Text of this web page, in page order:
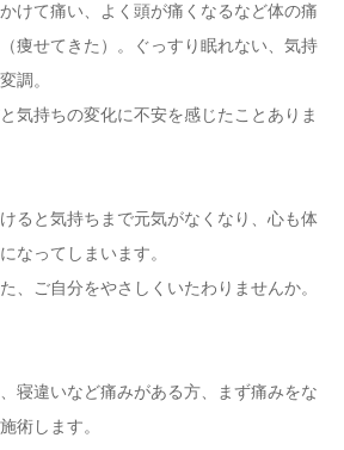
けて痛い、よく頭が痛くなるなど体の痛
痩せてきた）。ぐっすり眠れない、気持
調。
気持ちの変化に不安を感じたことありま
ると気持ちまで元気がなくなり、心も体
なってしまいます。
、ご自分をやさしくいたわりませんか。
寝違いなど痛みがある方、まず痛みをな
術します。